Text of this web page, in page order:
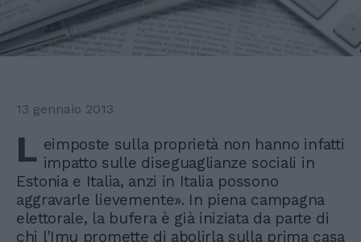
13 gennaio 2013
L eimposte sulla proprietà non hanno infatti
impatto sulle diseguaglianze sociali in
Estonia e Italia, anzi in Italia possono
aggravarle lievemente». In piena campagna
elettorale, la bufera è già iniziata da parte di
chi l'Imu promette di abolirla sulla prima casa